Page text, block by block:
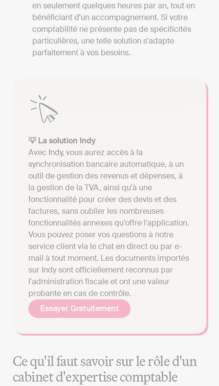
en seulement quelques heures par an, tout en
bénéficiant d'un accompagnement. Si votre
comptabilité ne présente pas de spécificités
particulières, une telle solution s'adapte
parfaitement à vos besoins.
💡 La solution Indy
Avec Indy, vous aurez accès à la
synchronisation bancaire automatique, à un
outil de gestion des revenus et dépenses, à
la gestion de la TVA, ainsi qu'à une
fonctionnalité pour créer des devis et des
factures, sans oublier les nombreuses
fonctionnalités annexes qu’offre l'application.
Vous pouvez poser vos questions à notre
service client via le chat en direct ou par e-
mail à tout moment. Les documents importés
sur Indy sont officiellement reconnus par
l'administration fiscale et ont une valeur
probante en cas de contrôle.
Essayer Gratuitement
Ce qu'il faut savoir sur le rôle d'un
cabinet d'expertise comptable